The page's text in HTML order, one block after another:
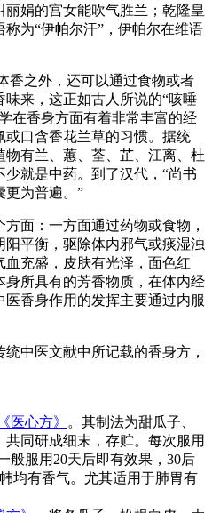
娟的宫女能吹气胜兰；乾隆皇
为“伊帕尔汗”，伊帕尔在维语
香之外，还可以通过食物或者
来，这正如古人所说的“咳唾
在香身方面有着非常丰富的经
口含香花兰草的习惯。据统
有兰、蕙、荃、芷、江离、杜
就是中药。到了汉代，“尚书
更为普遍。”
面：一方面通过药物或食物，
平衡，驱除体内邪气或痰湿浊
充盛，皮肤有光泽，面色红
所具有的芳香物质，在体内经
香身作用的发挥主要通过内服
中医文献中所记载的香身方，
《医心方》
。其制法为甜瓜子、
同研成细末，存贮。每次服用
般服用20天后即有效果，30后
均有香气。尤其适用于肺胃有